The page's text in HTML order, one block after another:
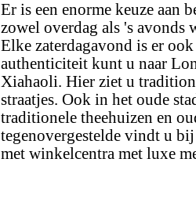
Er is een enorme keuze aan
zowel overdag als 's avonds
Elke zaterdagavond is er
authenticiteit kunt u naar
Xiahaoli. Hier ziet u
straatjes. Ook in het oude
traditionele theehuizen en
tegenovergestelde vindt u
met winkelcentra met luxe